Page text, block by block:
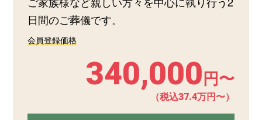
日間のご葬儀です。
会員登録価格
340,000 円〜
（税込37.4万円〜）